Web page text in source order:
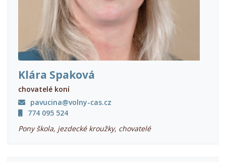
Klára Spaková
chovatelé koní
pavucina@volny-cas.cz
774 095 524
Pony škola, jezdecké kroužky, chovatelé